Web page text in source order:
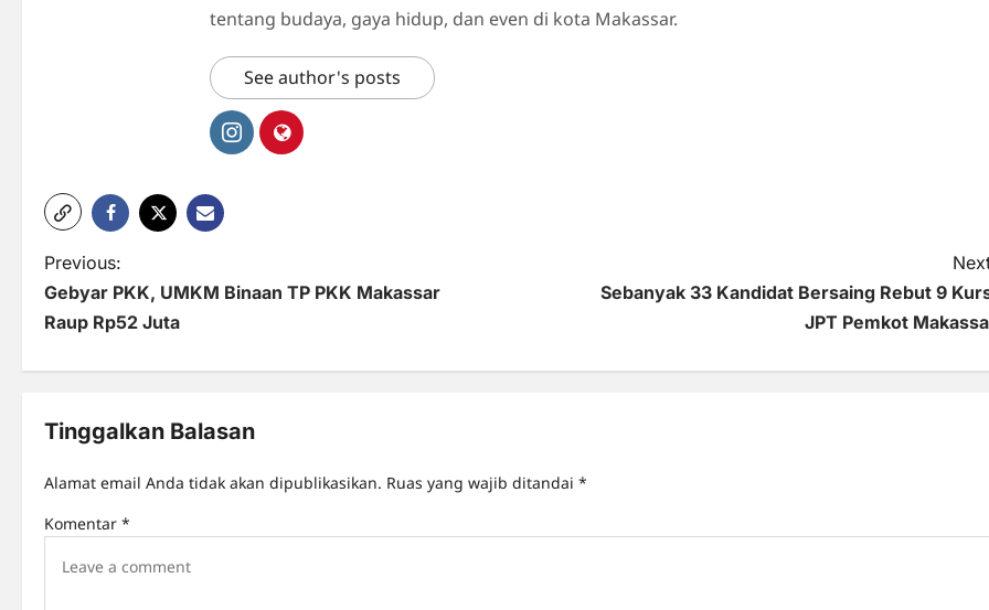
tentang budaya, gaya hidup, dan even di kota Makassar.
See author's posts
P
o
n
i
Previous:
Gebyar PKK, UMKM Binaan TP PKK Makassar
Raup Rp52 Juta
Sebanyak 33 Kandidat Bersaing Rebut 9
JPT Pemkot
Tinggalkan Balasan
Alamat email Anda tidak akan dipublikasikan. Ruas yang wajib ditandai *
Komentar *